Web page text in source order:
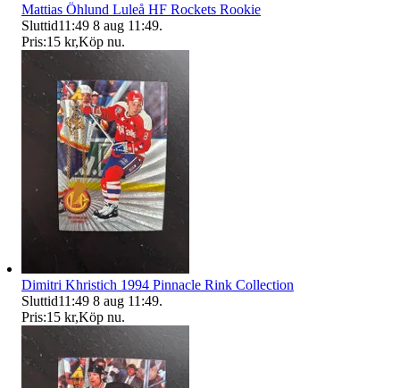
Mattias Öhlund Luleå HF Rockets Rookie
Sluttid11:49 8 aug 11:49.
Pris:15 kr,Köp nu.
Dimitri Khristich 1994 Pinnacle Rink Collection
Sluttid11:49 8 aug 11:49.
Pris:15 kr,Köp nu.